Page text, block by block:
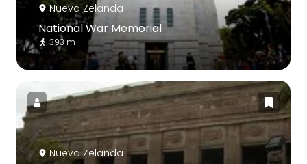
Nueva Zelanda
National War Memorial
393 m
Nueva Zelanda